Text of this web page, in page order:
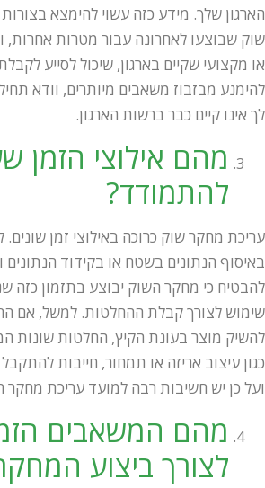
הארגון שלך. מידע כזה עשוי להימצא בצורות
שוק שבוצעו לאחרונה עבור מטרות אחרות,
או מקצועי שקיים בארגון, שיכול לסייע
להימנע מבזבוז משאבים מיותרים, וודא
לך אינו קיים כבר ברשות הארגון.
מהם אילוצי הזמן
להתמודד?
עריכת מחקר שוק כרוכה באילוצי זמן
באיסוף הנתונים בשטח או בקידוד הנתונים
להבטיח כי מחקר השוק יבוצע בתזמון כזה
שימוש לצורך קבלת ההחלטות. למשל, אם
להשיק מוצר בעונת הקיץ, החלטות שונות
כגון עיצוב אריזה או תמחור, חייבות
ועל כן יש חשיבות רבה למועד עריכת מחקר
מהם המשאבים
לצורך ביצוע